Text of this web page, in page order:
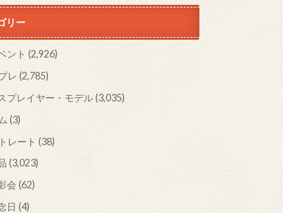
リー
ント (2,926)
レ (2,785)
プレイヤー・モデル(3,035)
(3)
レート (38)
(3,023)
会 (62)
日 (4)